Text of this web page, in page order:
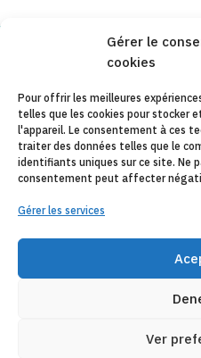
Gérer le
cookies
Pour offrir les meilleures
telles que les cookies pour stocker
l'appareil. Le consentement à ces
traiter des données telles que le
identifiants uniques sur ce site. Ne
consentement peut affecter
Gérer les services
Ver
Copyleft 2025
AVIS
POLÍTIQUE DE
ENTITÉS